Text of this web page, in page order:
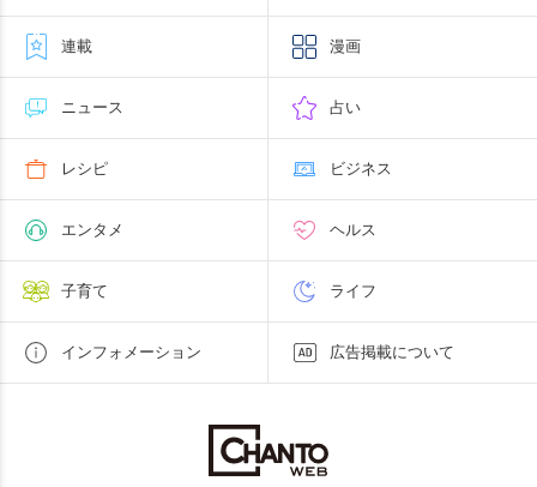
連載 漫画
ニュース 占い
レシピ ビジネス
エンタメ ヘルス
子育て ライフ
インフォメーション 広告掲載について